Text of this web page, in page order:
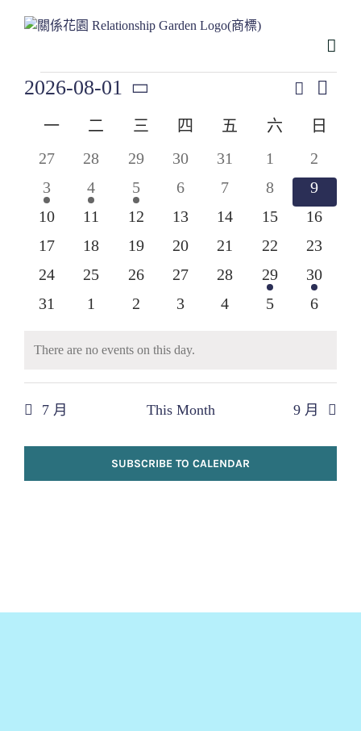
Events
Events
Search
Views
SearchEvent
Month
2026-08-01
date.
Calendar
一星期一
二 星期二
三 星期三
四 星期四
五 星期五
六 星期六
日
0
27
0
28
0
29
0
30
0
31
0
events
1
0
events
2
1
event
3
1
event
4
1
event
5
0
6
0
7
0
events
8
0
events
9
0
10
0
11
0
12
0
13
0
14
0
15
0
16
0
17
0
18
0
19
0
20
0
21
0
22
0
23
0
24
0
25
0
26
0
27
0
28
1
event
29
1
event
30
0
31
0
1
0
2
0
3
0
4
0
5
0
6
Notice
There are no events on this day.
7 月 This Month 9 月
SUBSCRIBE TO CALENDAR